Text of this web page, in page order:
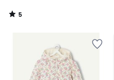
5
/